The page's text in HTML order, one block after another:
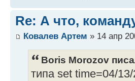
Re: А что,
Ковалев Артем » 14 апр
Boris Morozov
типа set time=04/